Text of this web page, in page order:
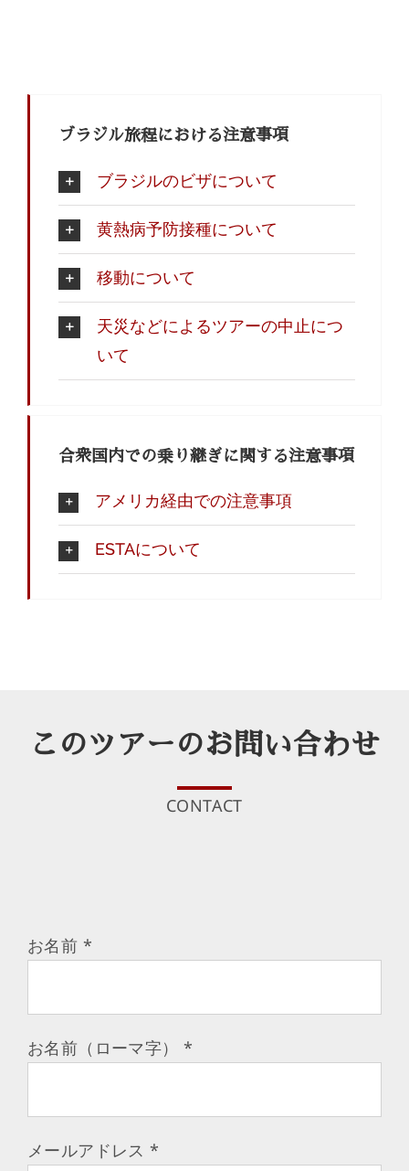
ブラジル旅程における注意事項
ブラジルのビザについて
黄熱病予防接種について
移動について
天災などによるツアーの中止につ
いて
合衆国内での乗り継ぎに関する注意事項
アメリカ経由での注意事項
ESTAについて
このツアーのお問い合わせ
CONTACT
お名前 *
お名前（ローマ字） *
メールアドレス *